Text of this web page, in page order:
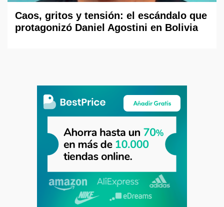
Caos, gritos y tensión: el escándalo que
protagonizó Daniel Agostini en Bolivia